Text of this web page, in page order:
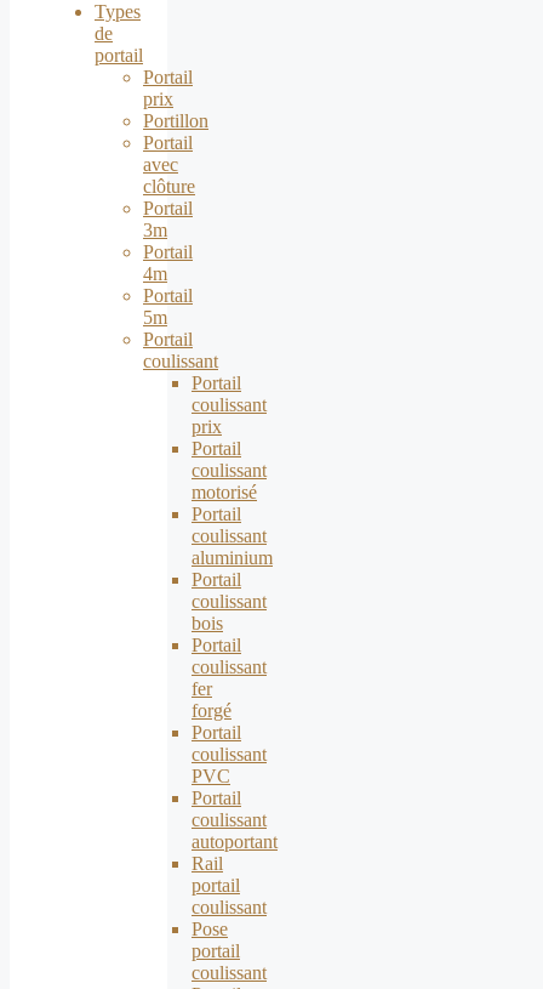
Types
de
portail
Portail
prix
Portillon
Portail
avec
clôture
Portail
3m
Portail
4m
Portail
5m
Portail
coulissant
Portail
coulissant
prix
Portail
coulissant
motorisé
Portail
coulissant
aluminium
Portail
coulissant
bois
Portail
coulissant
fer
forgé
Portail
coulissant
PVC
Portail
coulissant
autoportant
Rail
portail
coulissant
Pose
portail
coulissant